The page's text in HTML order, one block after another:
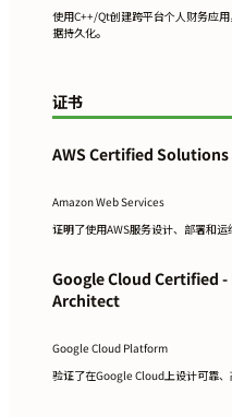
使用C++/Qt创建跨平台个人财务应
据持久化。
证书
AWS Certified
Amazon Web Services
证明了使用AWS服务设计、部署和运
Google Cloud Certified
Architect
Google Cloud Platform
验证了在Google Cloud上设计可靠、